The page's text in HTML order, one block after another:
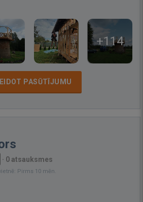
+114
PASŪTĪJUMU
· 0 atsauksmes
Pirms 10 mēn.